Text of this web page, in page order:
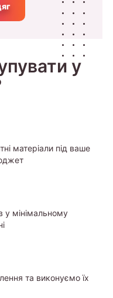
у
матеріали під ваше
у мінімальному
та виконуємо їх